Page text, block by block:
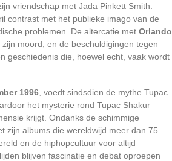
vriendschap met Jada Pinkett Smith.
contrast met het publieke imago van de
problemen. De altercatie met Orlando
moord, en de beschuldigingen tegen
geschiedenis die, hoewel echt, vaak wordt
1996 , voedt sindsdien de mythe Tupac
het mysterie rond Tupac Shakur
krijgt. Ondanks de schimmige
zijn albums die wereldwijd meer dan 75
en de hiphopcultuur voor altijd
blijven fascinatie en debat oproepen